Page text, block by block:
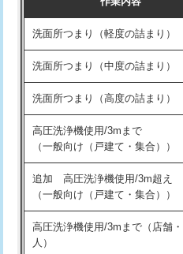
モルタル補修（厚さ10㎝まで）
モルタル補修（厚さ10㎝超え）
洗面台設置
バスタブ設置
追加人工
廃棄・処分
※給水管工事は20mmまでの価
持込商品取付（単水栓）
持込商品取付（混合水栓）
持込商品取付（浄水器・分岐水
給水管工事※（ホール加工)
給水管工事※（バンド止め)
給水管工事※（支持金具設置)
給水管工事※（保温材使用（バ
め込み）)
洗面所つまり（軽度の詰まり）
洗面所つまり（中度の詰まり）
洗面所つまり（高度の詰まり）
高圧洗浄機使用/3mまで
（一般向け（戸建て・集合））
追加 高圧洗浄機使用/3m超え
（一般向け（戸建て・集合））
高圧洗浄機使用/3mまで（店舗
人）